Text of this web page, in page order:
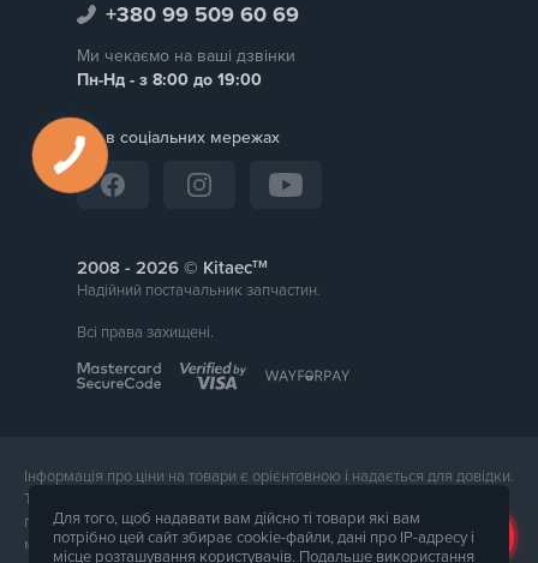
+380 99 509 60 69
Ми чекаємо на ваші дзвінки
Пн-Нд - з 8:00 до 19:00
Ми в соціальних мережах
2008 - © Kitaecтм
Надійний постачальник запчастин.
Всі права захищені.
Інформація про ціни на товари є орієнтовною і надається для довідки.
Точна вартість товару буде названа менеджером магазину при
підтвердження замовлення. Зовнішній вигляд і комплектація товару
може відрізнятися від його фотографії.
Для того, щоб надавати вам дійсно ті товари які вам
потрібно цей сайт збирає cookie-файли, дані про IP-адресу і
місце розташування користувачів. Подальше використання